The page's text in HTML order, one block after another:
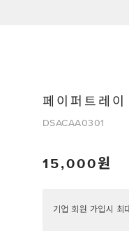
페이퍼트레이
DSACAA0301
15,000
기업 회원 가입시 최